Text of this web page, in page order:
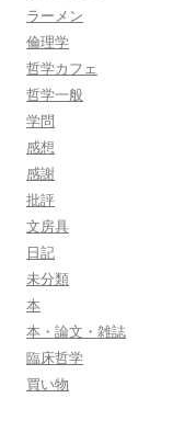
ラーメン
倫理学
哲学カフェ
哲学一般
学問
感想
感謝
批評
文房具
日記
未分類
本
本・論文・雑誌
臨床哲学
買い物